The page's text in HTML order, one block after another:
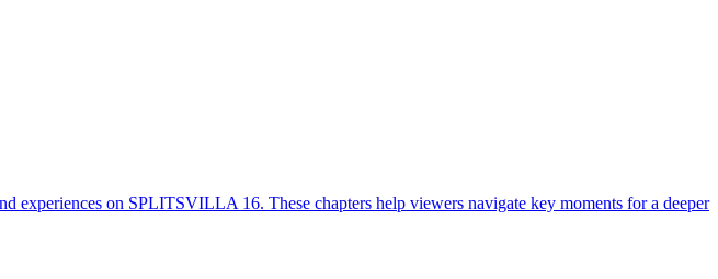
experiences on SPLITSVILLA 16. These chapters help viewers navigate key moments for a deeper